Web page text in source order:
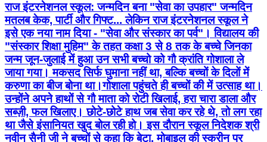
राज इंटरनेशनल स्कूल: जन्मदिन बना "सेवा का उपहार" जन्मदिन
मतलब केक, पार्टी और गिफ्ट... लेकिन राज इंटरनेशनल स्कूल ने
इसे एक नया नाम दिया - "सेवा और संस्कार का पर्व"। विद्यालय की
"संस्कार शिक्षा मुहिम" के तहत कक्षा 3 से 8 तक के बच्चे जिनका
जन्म जून-जुलाई में हुआ उन सभी बच्चो को गौ क्रांति गोशाला ले
जाया गया। मकसद सिर्फ घुमाना नहीं था, बल्कि बच्चों के दिलों में
करुणा का बीज बोना था।गोशाला पहुंचते ही बच्चों की में उत्साह था।
उन्होंने अपने हाथों से गौ माता को रोटी खिलाई, हरा चारा डाला और
सब्ज़ी, फल खिलाए। छोटे-छोटे हाथ जब सेवा कर रहे थे, तो लग रहा
था जैसे इंसानियत खुद बोल रही हो। इस दौरान स्कूल निदेशक श्री
नवीन सैनी जी ने बच्चों से कहा कि बेटा, मोबाइल की स्क्रीन पर